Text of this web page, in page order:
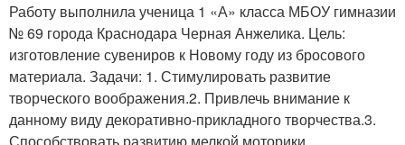
Полив из пластиковых
бутылок
Поделки из бутылок
Пуфик из пластиковых
Работу выполнила ученица 1 «А» класса МБОУ гимназии
№ 69 города Краснодара Черная Анжелика. Цель:
изготовление сувениров к Новому году из бросового
материала. Задачи: 1. Стимулировать развитие
творческого воображения.2. Привлечь внимание к
данному виду декоративно-прикладного творчества.3.